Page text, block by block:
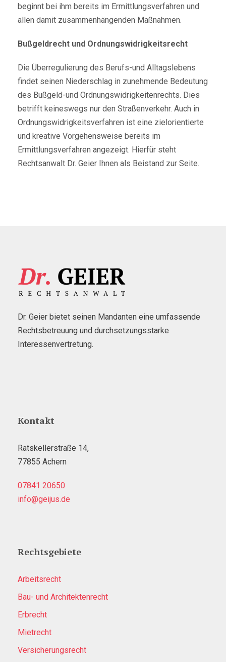
beginnt bei ihm bereits im Ermittlungsverfahren und
allen damit zusammenhängenden Maßnahmen.
Bußgeldrecht und Ordnungswidrigkeitsrecht
Die Überregulierung des Berufs-und Alltagslebens
findet seinen Niederschlag in zunehmende Bedeutung
des Bußgeld-und Ordnungswidrigkeitenrechts. Dies
betrifft keineswegs nur den Straßenverkehr. Auch in
Ordnungswidrigkeitsverfahren ist eine zielorientierte
und kreative Vorgehensweise bereits im
Ermittlungsverfahren angezeigt. Hierfür steht
Rechtsanwalt Dr. Geier Ihnen als Beistand zur Seite.
Dr. Geier bietet seinen Mandanten eine umfassende
Rechtsbetreuung und durchsetzungsstarke
Interessenvertretung.
Kontakt
Ratskellerstraße 14,
77855 Achern
07841 20650
info@geijus.de
Rechtsgebiete
Arbeitsrecht
Bau- und Architektenrecht
Erbrecht
Mietrecht
Versicherungsrecht